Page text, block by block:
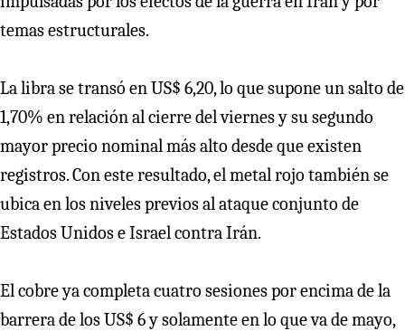
temas estructurales.
La libra se transó en US$ 6,20, lo que supone un salto de
1,70% en relación al cierre del viernes y su segundo
mayor precio nominal más alto desde que existen
registros. Con este resultado, el metal rojo también se
ubica en los niveles previos al ataque conjunto de
Estados Unidos e Israel contra Irán.
El cobre ya completa cuatro sesiones por encima de la
barrera de los US$ 6 y solamente en lo que va de mayo,